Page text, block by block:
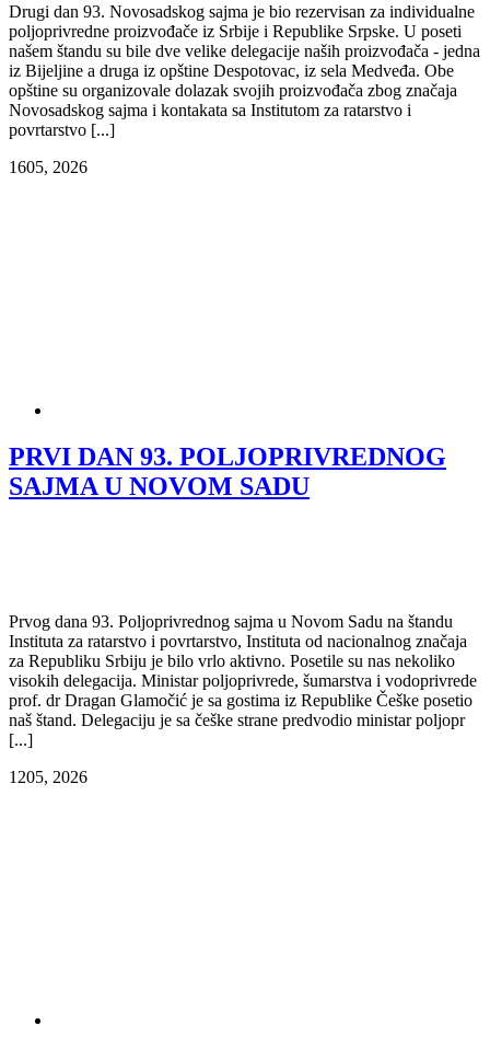
Drugi dan 93. Novosadskog sajma je bio rezervisan za individualne
poljoprivredne proizvođače iz Srbije i Republike Srpske. U poseti
našem štandu su bile dve velike delegacije naših proizvođača - jedna
iz Bijeljine a druga iz opštine Despotovac, iz sela Medveđa. Obe
opštine su organizovale dolazak svojih proizvođača zbog značaja
Novosadskog sajma i kontakata sa Institutom za ratarstvo i
povrtarstvo [...]
1605, 2026
PRVI DAN 93. POLJOPRIVREDNOG
SAJMA U NOVOM SADU
Prvog dana 93. Poljoprivrednog sajma u Novom Sadu na štandu
Instituta za ratarstvo i povrtarstvo, Instituta od nacionalnog značaja
za Republiku Srbiju je bilo vrlo aktivno. Posetile su nas nekoliko
visokih delegacija. Ministar poljoprivrede, šumarstva i vodoprivrede
prof. dr Dragan Glamočić je sa gostima iz Republike Češke posetio
naš štand. Delegaciju je sa češke strane predvodio ministar poljopr
[...]
1205, 2026